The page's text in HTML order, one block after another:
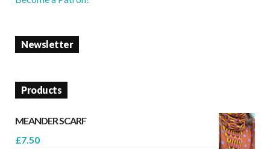
Newsletter
Products
MEANDER SCARF
£7.50